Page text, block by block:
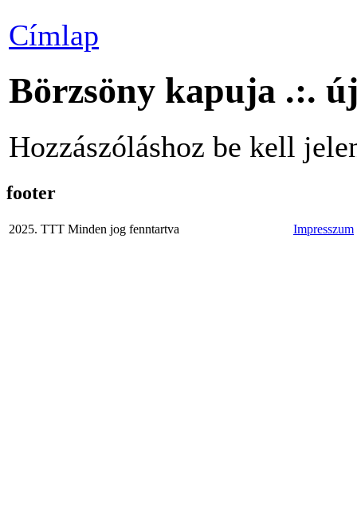
Címlap
Börzsöny kapuja .:.
Hozzászóláshoz be kell
footer
2025. TTT Minden jog fenntartva Impresszum